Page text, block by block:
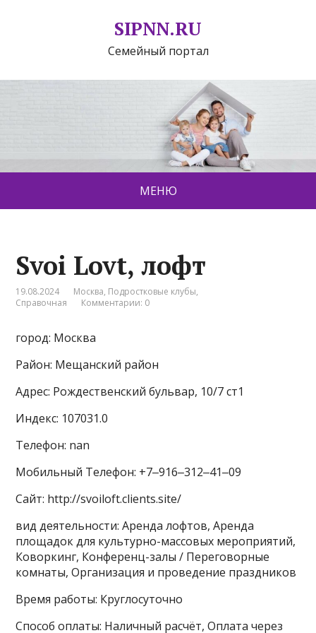
SIPNN.RU
Семейный портал
МЕНЮ
Svoi Lovt, лофт
19.08.2024 Москва, Подростковые клубы,
Справочная
Комментарии: 0
город: Москва
Район: Мещанский район
Адрес: Рождественский бульвар, 10/7 ст1
Индекс: 107031.0
Телефон: nan
Мобильный Телефон: +7‒916‒312‒41‒09
Сайт: http://svoiloft.clients.site/
вид деятельности: Аренда лофтов, Аренда
площадок для культурно-массовых мероприятий,
Коворкинг, Конференц-залы / Переговорные
комнаты, Организация и проведение праздников
Время работы: Круглосуточно
Способ оплаты: Наличный расчёт, Оплата через